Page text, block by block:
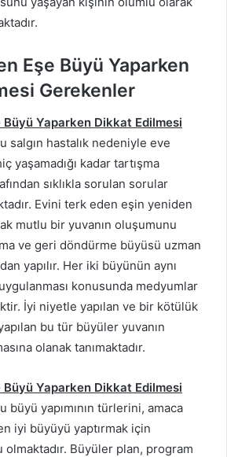
Eşe Büyü Yaparken
Gerekenler
Büyü Yaparken Dikkat Edilmesi
salgın hastalık nedeniyle eve
yaşamadığı kadar tartışma
sıklıkla sorulan sorular
Evini terk eden eşin yeniden
mutlu bir yuvanın oluşumunu
ve geri döndürme büyüsü uzman
yapılır. Her iki büyünün aynı
konusunda medyumlar
İyi niyetle yapılan ve bir kötülük
bu tür büyüler yuvanın
olanak tanımaktadır.
Büyü Yaparken Dikkat Edilmesi
büyü yapımının türlerini, amaca
iyi büyüyü yaptırmak için
olmaktadır. Büyüler plan, program